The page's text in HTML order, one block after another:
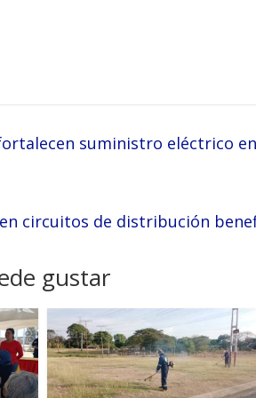
suministro eléctrico
circuitos de distribución
gustar